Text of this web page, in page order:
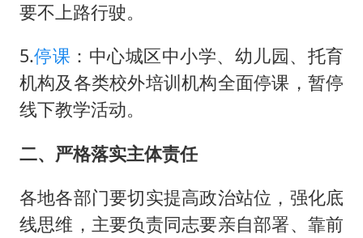
要不上路行驶。
5.停课 ：中心城区中小学、幼儿园、托育
机构及各类校外培训机构全面停课，暂停
线下教学活动。
二、严格落实主体责任
各地各部门要切实提高政治站位，强化底
线思维，主要负责同志要亲自部署、靠前